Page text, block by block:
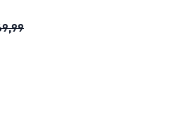
Bola PUMA CAGE